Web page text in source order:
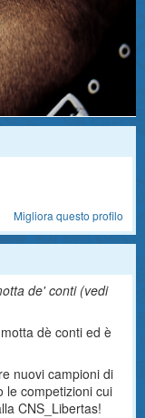
Migliora questo profilo
de' conti (vedi
dè conti ed è
nuovi campioni di
le competizioni cui
CNS_Libertas!